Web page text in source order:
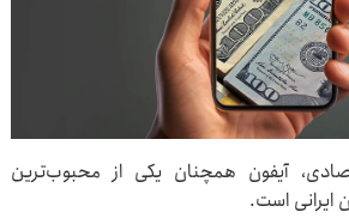
آیفون همچنان یکی از محبوب‌ترین
ایرانی است.